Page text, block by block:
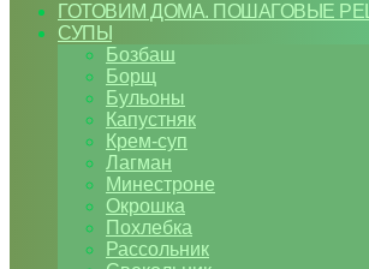
ГОТОВИМ ДОМА. ПОШАГОВЫЕ
СУПЫ
Бозбаш
Борщ
Бульоны
Капустняк
Крем-суп
Лагман
Минестроне
Окрошка
Похлебка
Рассольник